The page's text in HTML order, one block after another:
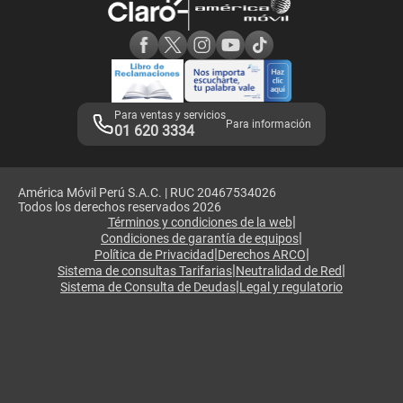
Adquirientes iPhone 6, 6S y SE
Mensaje de Seguridad
Términos y Condiciones de Tienda Claro
Libro de Reclamaciones
Legales de marketplace
Para ventas y servicios
01 620 3334 Para información
América Móvil Perú S.A.C. | RUC 20467534026
Todos los derechos reservados 2026
Términos y condiciones de la web|
Condiciones de garantía de equipos|
Política de Privacidad|Derechos ARCO|
Sistema de consultas Tarifarias|Neutralidad de Red|
Sistema de Consulta de Deudas|Legal y regulatorio